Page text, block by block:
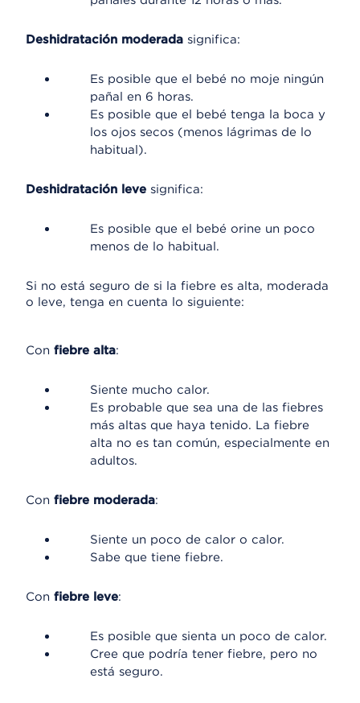
Deshidratación moderada significa:
Es posible que el bebé no moje ningún
pañal en 6 horas.
Es posible que el bebé tenga la boca y
los ojos secos (menos lágrimas de lo
habitual).
Deshidratación leve significa:
Es posible que el bebé orine un poco
menos de lo habitual.
Si no está seguro de si la fiebre es alta, moderada
o leve, tenga en cuenta lo siguiente:
Con fiebre alta:
Siente mucho calor.
Es probable que sea una de las fiebres
más altas que haya tenido. La fiebre
alta no es tan común, especialmente en
adultos.
Con fiebre moderada:
Siente un poco de calor o calor.
Sabe que tiene fiebre.
Con fiebre leve:
Es posible que sienta un poco de calor.
Cree que podría tener fiebre, pero no
está seguro.